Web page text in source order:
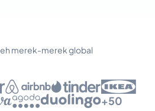
merek-merek global
+50